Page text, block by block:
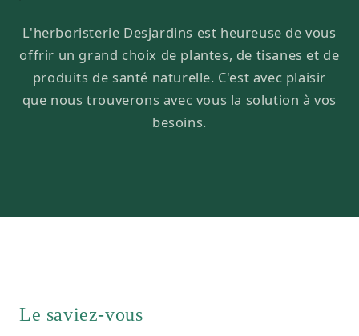
L'herboristerie Desjardins est heureuse de vous
offrir un grand choix de plantes, de tisanes et de
produits de santé naturelle. C'est avec plaisir
que nous trouverons avec vous la solution à vos
besoins.
Le saviez-vous